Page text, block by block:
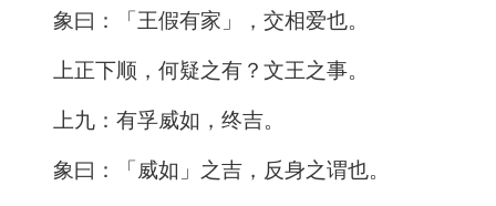
象曰：「王假有家」，交相爱也。
上正下顺，何疑之有？文王之事。
上九：有孚威如，终吉。
象曰：「威如」之吉，反身之谓也。